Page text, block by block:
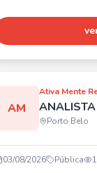
pavimento.
AM
Ativa Mente
Porto Belo
03/08/2026 Pública